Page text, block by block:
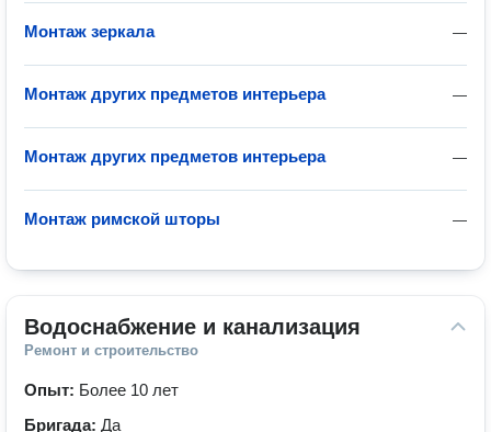
—
Монтаж зеркала
—
Монтаж других предметов интерьера
—
Монтаж других предметов интерьера
—
Монтаж римской шторы
Водоснабжение и канализация
Ремонт и строительство
Опыт: Более 10 лет
Бригада: Да